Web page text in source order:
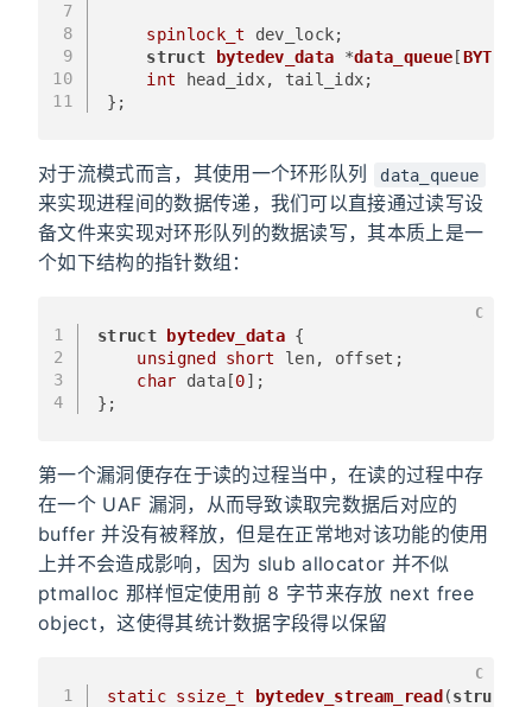
7
8
9
10
11
spinlock_t dev_lock;
struct
bytedev_data *data_queue[
int head_idx, tail_idx;
};
对于流模式而言，其使用一个环形队列 data_queue
来实现进程间的数据传递，我们可以直接通过读写设
备文件来实现对环形队列的数据读写，其本质上是一
个如下结构的指针数组：
1
2
3
4
struct bytedev_data {
unsigned short
len, offset;
char data[0];
};
C
第一个漏洞便存在于读的过程当中，在读的过程中存
在一个 UAF 漏洞，从而导致读取完数据后对应的
buffer 并没有被释放，但是在正常地对该功能的使用
上并不会造成影响，因为 slub allocator 并不似
ptmalloc 那样恒定使用前 8 字节来存放 next free
object，这使得其统计数据字段得以保留
1
static ssize_t bytedev_stream_read(struct
C